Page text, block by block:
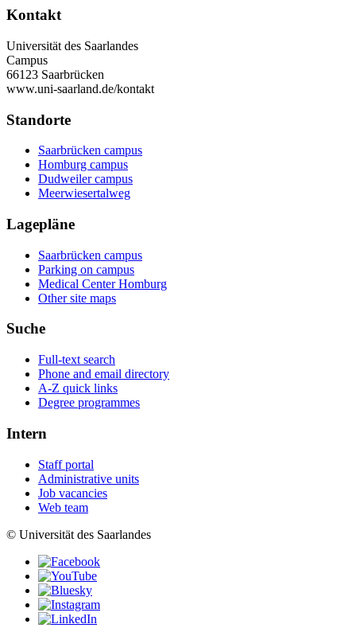
Kontakt
Universität des Saarlandes
Campus
66123 Saarbrücken
www.uni-saarland.de/kontakt
Standorte
Saarbrücken campus
Homburg campus
Dudweiler campus
Meerwiesertalweg
Lagepläne
Saarbrücken campus
Parking on campus
Medical Center Homburg
Other site maps
Suche
Full-text search
Phone and email directory
A-Z quick links
Degree programmes
Intern
Staff portal
Administrative units
Job vacancies
Web team
© Universität des Saarlandes